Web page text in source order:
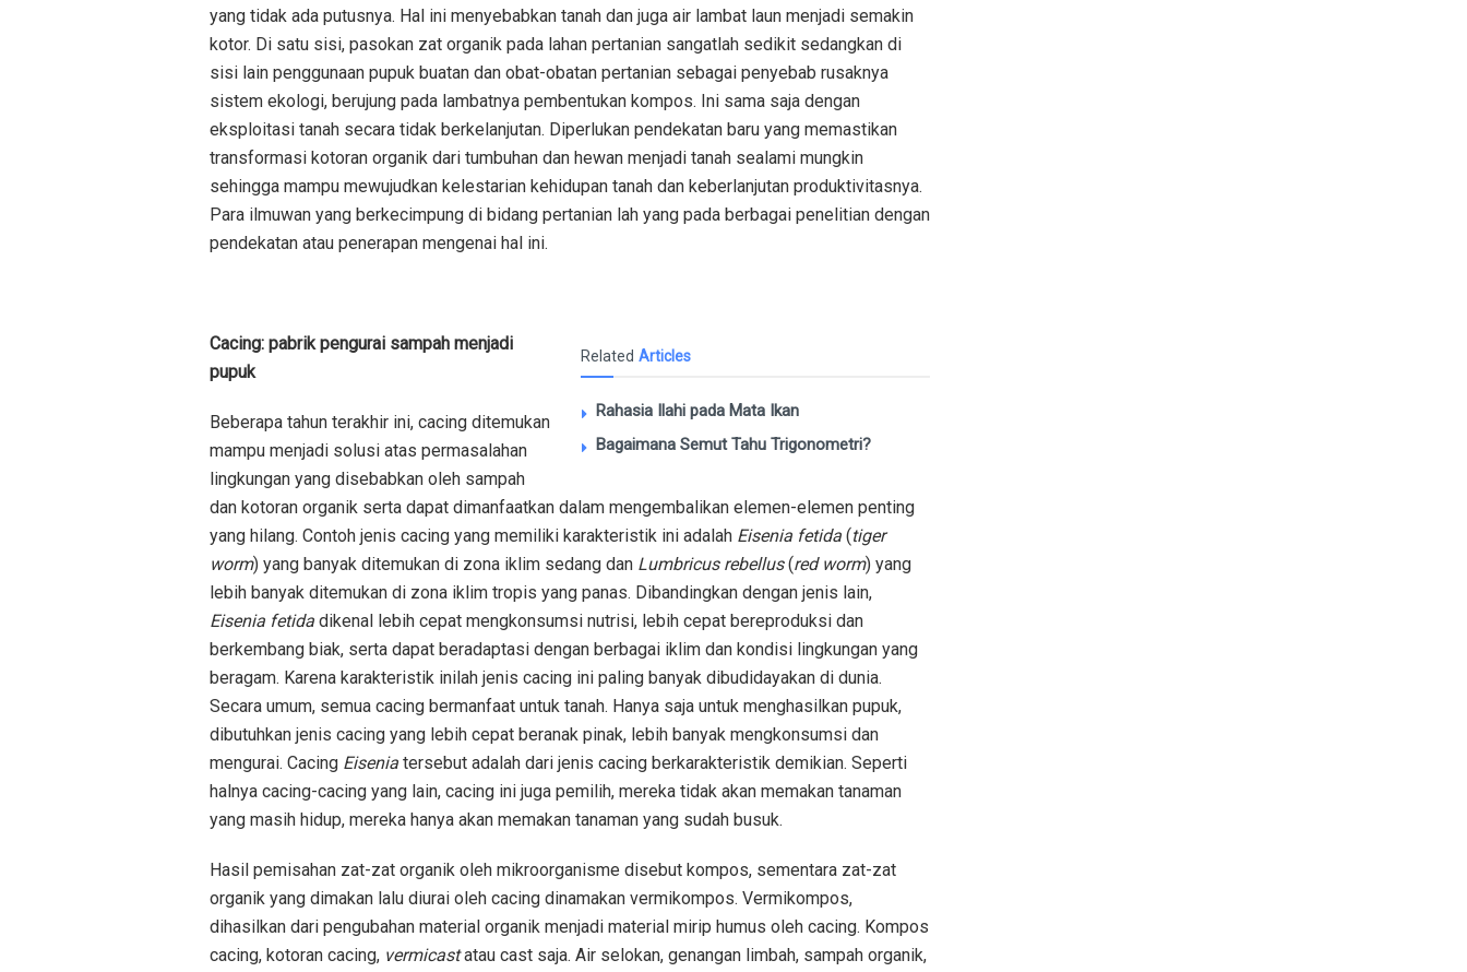
yang tidak ada putusnya. Hal ini menyebabkan tanah dan juga air lambat laun menjadi semakin
kotor. Di satu sisi, pasokan zat organik pada lahan pertanian sangatlah sedikit sedangkan di
sisi lain penggunaan pupuk buatan dan obat-obatan pertanian sebagai penyebab rusaknya
sistem ekologi, berujung pada lambatnya pembentukan kompos. Ini sama saja dengan
eksploitasi tanah secara tidak berkelanjutan. Diperlukan pendekatan baru yang memastikan
transformasi kotoran organik dari tumbuhan dan hewan menjadi tanah sealami mungkin
sehingga mampu mewujudkan kelestarian kehidupan tanah dan keberlanjutan produktivitasnya.
Para ilmuwan yang berkecimpung di bidang pertanian lah yang pada berbagai penelitian dengan
pendekatan atau penerapan mengenai hal ini.
Related Articles
Rahasia Ilahi pada Mata Ikan
Bagaimana Semut Tahu Trigonometri?
Cacing: pabrik pengurai sampah menjadi
pupuk
Beberapa tahun terakhir ini, cacing ditemukan
mampu menjadi solusi atas permasalahan
lingkungan yang disebabkan oleh sampah
dan kotoran organik serta dapat dimanfaatkan dalam mengembalikan elemen-elemen penting
yang hilang. Contoh jenis cacing yang memiliki karakteristik ini adalah Eisenia fetida (tiger
worm) yang banyak ditemukan di zona iklim sedang dan Lumbricus rebellus(red worm) yang
lebih banyak ditemukan di zona iklim tropis yang panas. Dibandingkan dengan jenis lain,
Eisenia fetida dikenal lebih cepat mengkonsumsi nutrisi, lebih cepat bereproduksi dan
berkembang biak, serta dapat beradaptasi dengan berbagai iklim dan kondisi lingkungan yang
beragam. Karena karakteristik inilah jenis cacing ini paling banyak dibudidayakan di dunia.
Secara umum, semua cacing bermanfaat untuk tanah. Hanya saja untuk menghasilkan pupuk,
dibutuhkan jenis cacing yang lebih cepat beranak pinak, lebih banyak mengkonsumsi dan
mengurai. Cacing Eisenia tersebut adalah dari jenis cacing berkarakteristik demikian. Seperti
halnya cacing-cacing yang lain, cacing ini juga pemilih, mereka tidak akan memakan tanaman
yang masih hidup, mereka hanya akan memakan tanaman yang sudah busuk.
Hasil pemisahan zat-zat organik oleh mikroorganisme disebut kompos, sementara zat-zat
organik yang dimakan lalu diurai oleh cacing dinamakan vermikompos. Vermikompos,
dihasilkan dari pengubahan material organik menjadi material mirip humus oleh cacing. Kompos
cacing, kotoran cacing, vermicastatau cast saja. Air selokan, genangan limbah, sampah organik,